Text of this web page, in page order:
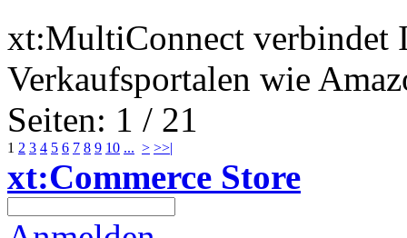
xt:MultiConnect verbindet
Verkaufsportalen wie
Seiten: 1 / 21
1 2 3 4 5 6 7 8 9 10 ... > >>|
xt:Commerce Store